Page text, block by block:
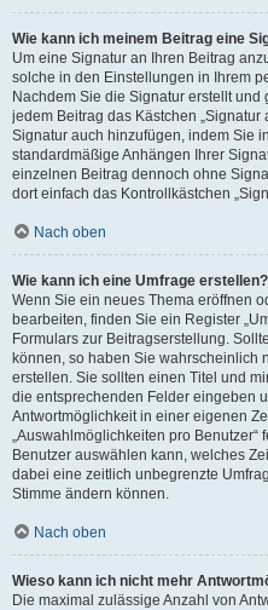
Wie kann ich meinem Beitrag eine
Um eine Signatur an Ihren Beitrag
solche in den Einstellungen in Ihrem
Nachdem Sie die Signatur erstellt
jedem Beitrag das Kästchen
Signatur auch hinzufügen, indem Sie
standardmäßige Anhängen Ihrer
einzelnen Beitrag dennoch ohne
dort einfach das Kontrollkästchen
Nach oben
Wie kann ich eine Umfrage erstellen?
Wenn Sie ein neues Thema eröffnen
bearbeiten, finden Sie ein Register
Formulars zur Beitragserstellung.
können, so haben Sie wahrscheinlich
erstellen. Sie sollten einen Titel und
die entsprechenden Felder eingeben
Antwortmöglichkeit in einer eigenen
„Auswahlmöglichkeiten pro Benutzer“
Benutzer auswählen kann, welches
dabei eine zeitlich unbegrenzte
Stimme ändern können.
Nach oben
Wieso kann ich nicht mehr
Die maximal zulässige Anzahl von